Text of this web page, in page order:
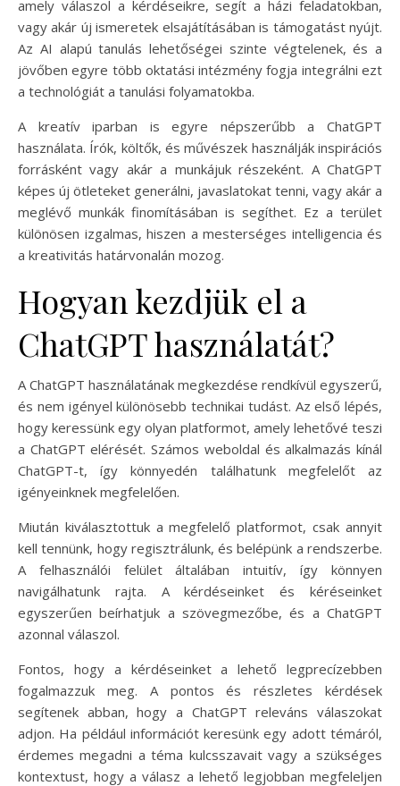
amely válaszol a kérdéseikre, segít a házi feladatokban,
vagy akár új ismeretek elsajátításában is támogatást nyújt.
Az AI alapú tanulás lehetőségei szinte végtelenek, és a
jövőben egyre több oktatási intézmény fogja integrálni ezt
a technológiát a tanulási folyamatokba.
A kreatív iparban is egyre népszerűbb a ChatGPT
használata. Írók, költők, és művészek használják inspirációs
forrásként vagy akár a munkájuk részeként. A ChatGPT
képes új ötleteket generálni, javaslatokat tenni, vagy akár a
meglévő munkák finomításában is segíthet. Ez a terület
különösen izgalmas, hiszen a mesterséges intelligencia és
a kreativitás határvonalán mozog.
Hogyan kezdjük el a
ChatGPT használatát?
A ChatGPT használatának megkezdése rendkívül egyszerű,
és nem igényel különösebb technikai tudást. Az első lépés,
hogy keressünk egy olyan platformot, amely lehetővé teszi
a ChatGPT elérését. Számos weboldal és alkalmazás kínál
ChatGPT-t, így könnyedén találhatunk megfelelőt az
igényeinknek megfelelően.
Miután kiválasztottuk a megfelelő platformot, csak annyit
kell tennünk, hogy regisztrálunk, és belépünk a rendszerbe.
A felhasználói felület általában intuitív, így könnyen
navigálhatunk rajta. A kérdéseinket és kéréseinket
egyszerűen beírhatjuk a szövegmezőbe, és a ChatGPT
azonnal válaszol.
Fontos, hogy a kérdéseinket a lehető legprecízebben
fogalmazzuk meg. A pontos és részletes kérdések
segítenek abban, hogy a ChatGPT releváns válaszokat
adjon. Ha például információt keresünk egy adott témáról,
érdemes megadni a téma kulcsszavait vagy a szükséges
kontextust, hogy a válasz a lehető legjobban megfeleljen